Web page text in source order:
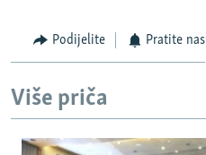
GENOCID U SREBRENICI
TV LIBERTY
POST SCRIPTUM
PRATITE NAS
Sve RFE/RL stranice
Podijelite Pratite nas
Više priča